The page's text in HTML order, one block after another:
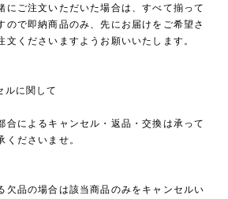
にご注文いただいた場合は、すべて揃って
ので即納商品のみ、先にお届けをご希望さ
文くださいますようお願いいたします。
ルに関して
合によるキャンセル・返品・交換は承って
くださいませ。
欠品の場合は該当商品のみをキャンセルい